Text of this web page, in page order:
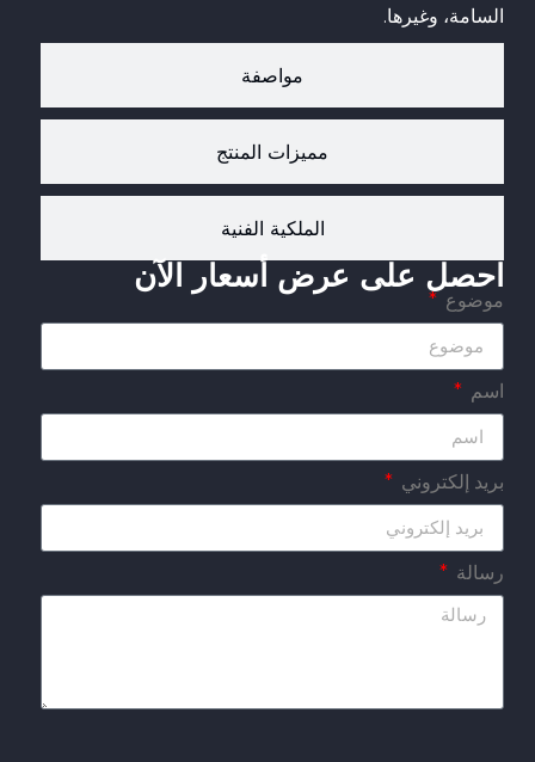
مواصفة
مميزات المنتج
الملكية الفنية
السامة، وغيرها.
احصل على عرض أسعار الآن
موضوع
اسم
بريد إلكتروني
رسالة